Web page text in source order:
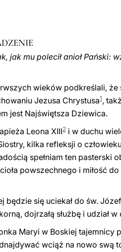
jak mu polecił anioł Pański:
wieków podkreślali, że
Jezusa Chrystusa1,
jest Najświętsza Dziewica.
Leona XIII2 i w duchu
kilka refleksji o
spełniam ten pasterski
powszechnego i miłość
się uciekał do św.
dojrzałą służbę i udział
Maryi w Boskiej tajemnicy
wciąż na nowo swą